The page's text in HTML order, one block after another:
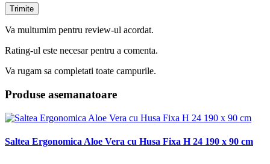
Va multumim pentru review-ul acordat.
Rating-ul este necesar pentru a comenta.
Va rugam sa completati toate campurile.
Produse asemanatoare
Saltea Ergonomica Aloe Vera cu Husa Fixa H 24 190 x 90 cm